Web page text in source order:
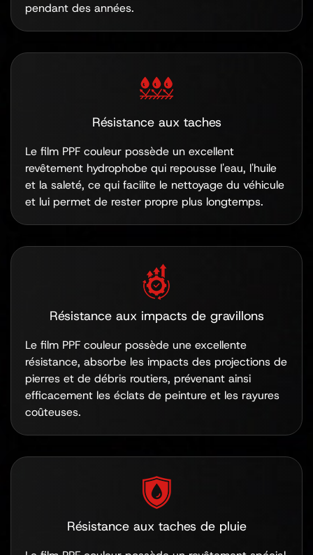
pendant des années.
Résistance aux taches
Le film PPF couleur possède un excellent
revêtement hydrophobe qui repousse l'eau, l'huile
et la saleté, ce qui facilite le nettoyage du véhicule
et lui permet de rester propre plus longtemps.
Résistance aux impacts de gravillons
Le film PPF couleur possède une excellente
résistance, absorbe les impacts des projections de
pierres et de débris routiers, prévenant ainsi
efficacement les éclats de peinture et les rayures
coûteuses.
Résistance aux taches de pluie